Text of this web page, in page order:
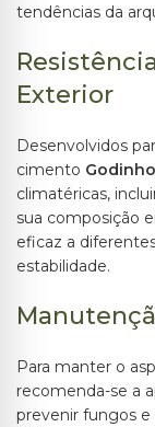
tendências da
Exterior
Desenvolvidos
cimento Godinho
climatéricas,
sua composição
eficaz a
estabilidade.
Para manter o
recomenda-se a
prevenir fungos e